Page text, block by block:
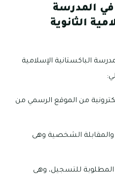
المدرسة
الثانوية
الباكستانية الإسلامية
من الموقع الرسمي من
والمقابلة الشخصية وهى
المطلوبة للتسجيل، وهى